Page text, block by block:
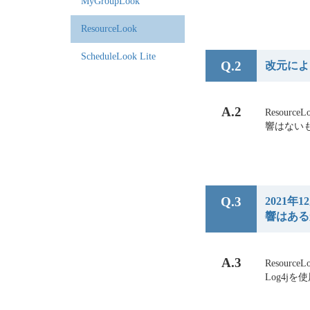
ResourceLook
ScheduleLook Lite
Q.2 改元に
A.2
響はない
Q.3
2021年
響はあ
A.3
Log4jを